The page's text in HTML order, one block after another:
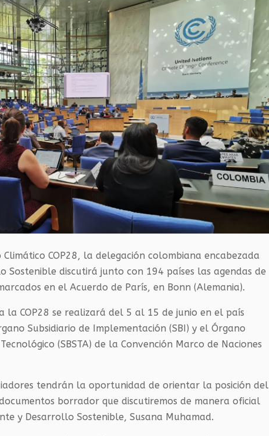
COP28, la delegación colombiana encabezada
Sostenible discutirá junto con 194 países las agendas de
en el Acuerdo de París, en Bonn (Alemania).
la COP28 se realizará del 5 al 15 de junio en el país
Subsidiario de Implementación (SBI) y el Órgano
(SBSTA) de la Convención Marco de Naciones
tendrán la oportunidad de orientar la posición del
borrador que discutiremos de manera oficial
y Desarrollo Sostenible, Susana Muhamad.